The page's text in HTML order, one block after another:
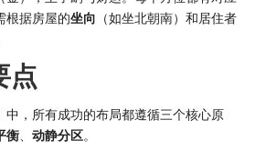
根据房屋的坐向 （如坐北朝南）和居住者
点
中，所有成功的布局都遵循三个核心原
衡 动静分区 。